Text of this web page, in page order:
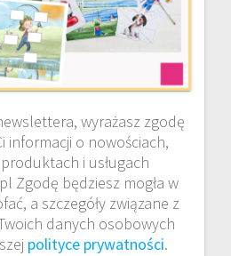
wyrażasz zgodę
informacji o nowościach,
i usługach
Zgodę będziesz mogła w
a szczegóły związane z
danych osobowych
polityce prywatności.